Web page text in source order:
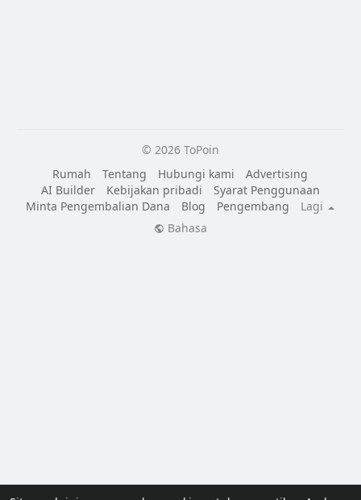
© 2026 ToPoin
Rumah
Tentang Hubungi kami
Advertising
AI Builder
Kebijakan pribadi
Syarat Penggunaan
Minta Pengembalian Dana
Blog Pengembang
Lagi
Bahasa